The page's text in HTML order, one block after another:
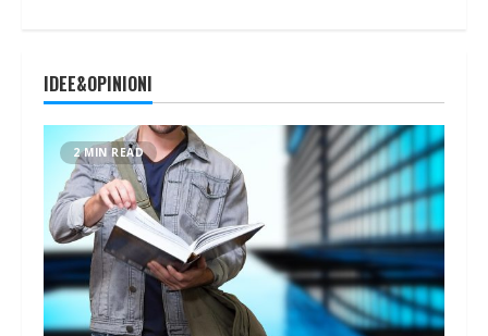
IDEE&OPINIONI
2 MIN READ